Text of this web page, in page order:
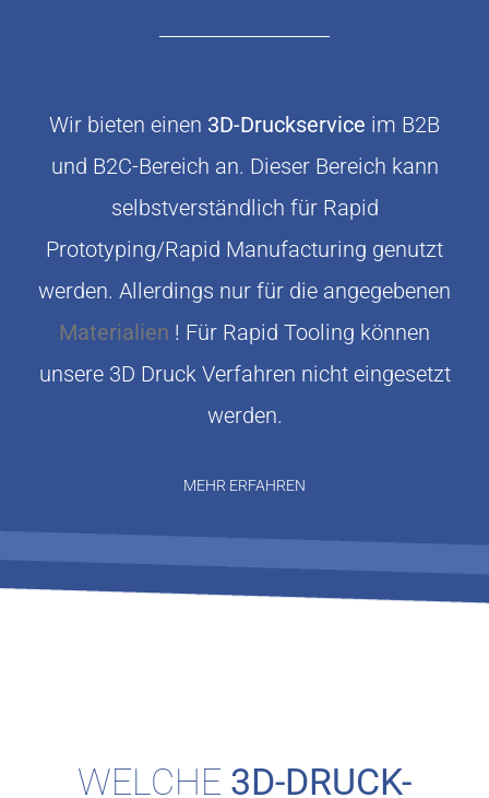
Wir bieten einen 3D-Druckservice im B2B
und B2C-Bereich an. Dieser Bereich kann
selbstverständlich für Rapid
Prototyping/Rapid Manufacturing genutzt
werden. Allerdings nur für die angegebenen
Materialien ! Für Rapid Tooling können
unsere 3D Druck Verfahren nicht eingesetzt
werden.
MEHR ERFAHREN
WELCHE 3D-DRUCK-